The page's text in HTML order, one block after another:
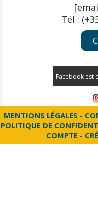
Tél :
Facebook est
MENTIONS LÉGALES
POLITIQUE DE
COMPTE